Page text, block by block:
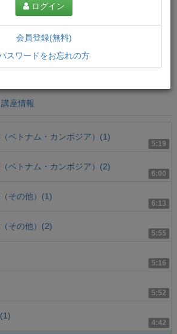
講座情報
5:19
ベトナム・カンボジア）(1)
6:00
ベトナム・カンボジア）(2)
6:13
その他）(1)
5:55
その他）(2)
5:16
5:52
4:42
ログイン
会員登録(無料)
スワードをお忘れの方